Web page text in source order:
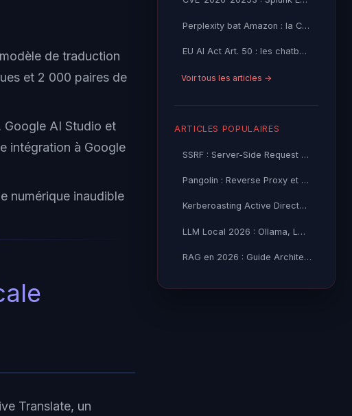
de traduction
et 2 000 paires de
Google AI Studio et
intégration à Google
numérique inaudible
Translate, un
Perplexity bat Amazon : la Cour valide les agents IA web
EU AI Act Art. 50 : les chatbots IA doivent s'identifier
Voir tous les articles →
ARTICLES POPULAIRES
SSRF : Server-Side Request Forgery — Exploitation Avancée
Pangolin : Reverse Proxy et Tunnel Self-Hosted — Guide
Kerberoasting Active Directory : Attaque et Défense 2026
LLM Local 2026 : Ollama, LM Studio ou vLLM — Quel Outil selon
RAG en 2026 : Guide Architecture, Vectorisation & Chunking